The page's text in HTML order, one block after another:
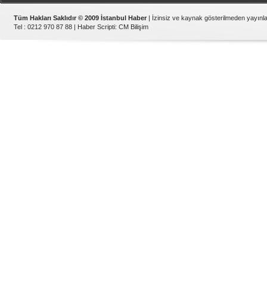
Tüm Hakları Saklıdır © 2009 İstanbul Haber | İzinsiz ve kaynak gösterilmeden
Tel : 0212 970 87 88 | Haber Scripti: CM Bilişim